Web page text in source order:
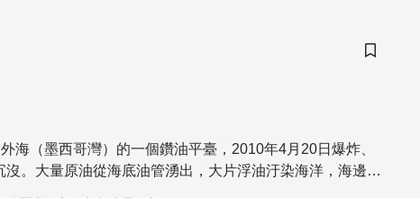
儲存書籤
海（墨西哥灣）的一個鑽油平臺，2010年4月20日爆炸、
沒。大量原油從海底油管湧出，大片浮油汙染海洋，海邊的